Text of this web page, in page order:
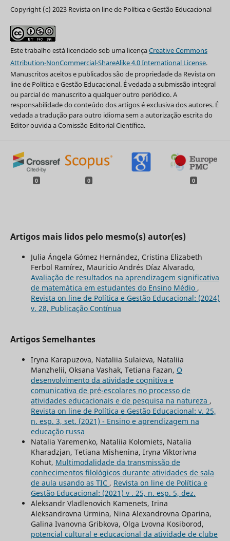
Copyright (c) 2023 Revista on line de Política e Gestão Educacional
Este trabalho está licenciado sob uma licençaCreative Commons
Attribution-NonCommercial-ShareAlike 4.0 International License.
Manuscritos aceitos e publicados são de propriedade da Revista on
line de Política e Gestão Educacional. É vedada a submissão integral
ou parcial do manuscrito a qualquer outro periódico. A
responsabilidade do conteúdo dos artigos é exclusiva dos autores. É
vedada a tradução para outro idioma sem a autorização escrita do
Editor ouvida a Comissão Editorial Científica.
0 0 0
Artigos mais lidos pelo mesmo(s) autor(es)
Julia Ángela Gómez Hernández, Cristina Elizabeth
Ferbol Ramírez, Mauricio Andrés Díaz Alvarado,
Avaliação de resultados na aprendizagem significativa
de matemática em estudantes do Ensino Médio ,
Revista on line de Política e Gestão Educacional: (2024)
v. 28, Publicação Contínua
Artigos Semelhantes
Iryna Karapuzova, Nataliia Sulaieva, Nataliia
Manzhelii, Oksana Vashak, Tetiana Fazan, O
desenvolvimento da atividade cognitiva e
comunicativa de pré-escolares no processo de
atividades educacionais e de pesquisa na natureza ,
Revista on line de Política e Gestão Educacional: v. 25,
n. esp. 3, set. (2021) - Ensino e aprendizagem na
educação russa
Natalia Yaremenko, Nataliia Kolomiets, Natalia
Kharadzjan, Tetiana Mishenina, Iryna Viktorivna
Kohut, Multimodalidade da transmissão de
conhecimentos filológicos durante atividades de sala
de aula usando as TIC , Revista on line de Política e
Gestão Educacional: (2021) v . 25, n. esp. 5, dez.
Aleksandr Vladlenovich Kamenets, Irina
Aleksandrovna Urmina, Nina Alexandrovna Oparina,
Galina Ivanovna Gribkova, Olga Lvovna Kosiborod,
potencial cultural e educacional da atividade de clube